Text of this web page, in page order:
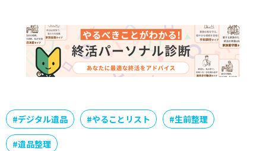
#デジタル遺品 #やることリスト #生前整理
#遺品整理